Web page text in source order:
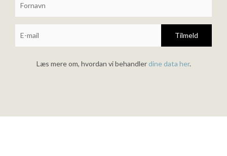
Tilmeld
Læs mere om, hvordan vi behandlerdine data her.